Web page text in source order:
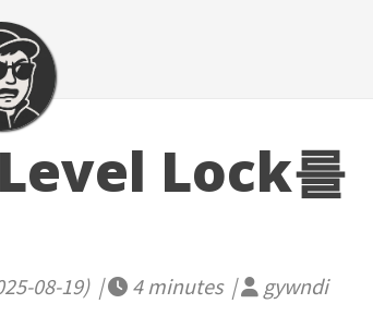
Lock를
08-19) | 4 minutes | gywndi